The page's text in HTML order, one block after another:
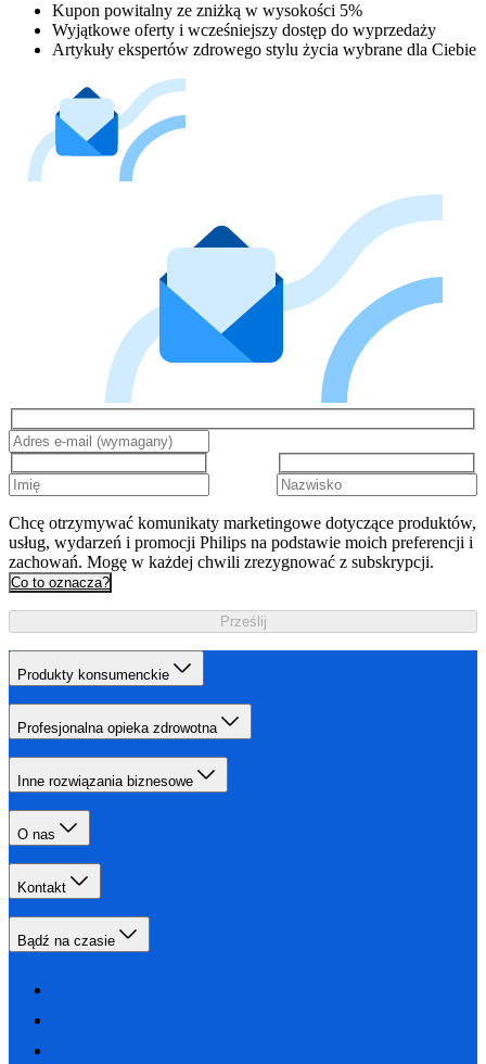
Kupon powitalny ze zniżką w wysokości 5%
Wyjątkowe oferty i wcześniejszy dostęp do wyprzedaży
Artykuły ekspertów zdrowego stylu życia wybrane dla Ciebie
Chcę otrzymywać komunikaty marketingowe dotyczące produktów,
usług, wydarzeń i promocji Philips na podstawie moich preferencji i
zachowań. Mogę w każdej chwili zrezygnować z subskrypcji.
Co to oznacza?
Prześlij
Produkty konsumenckie
Profesjonalna opieka zdrowotna
Inne rozwiązania biznesowe
O nas
Kontakt
Bądź na czasie